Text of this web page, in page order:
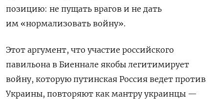
позицию: не пущать врагов и не дать
им «нормализовать войну».
Этот аргумент, что участие российского
павильона в Биеннале якобы легитимирует
войну, которую путинская Россия ведет против
Украины, повторяют как мантру украинцы —